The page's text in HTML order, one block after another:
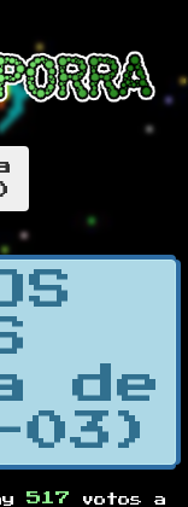
de
03)
517 votos a